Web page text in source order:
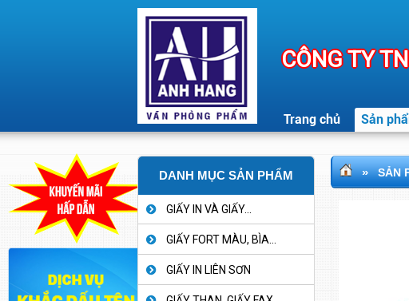
CÔNG TY
Trang chủ Sản
DANH MỤC SẢN PHẨM
GIẤY IN VÀ GIẤY...
GIẤY FORT MÀU, BÌA...
GIẤY IN LIÊN SƠN
» SẢN